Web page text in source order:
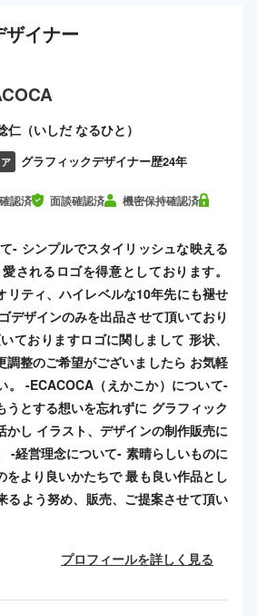
ザイナー
仁（いしだ なるひと）
グラフィックデザイナー歴24年
認済 面談確認済 機密保持確認済
- シンプルでスタイリッシュな映える
されるロゴを得意としております。
リティ、ハイレベルな10年先にも褪せ
デザインのみを出品させて頂いており
ておりますロゴに関しまして 形状、
調整のご希望がございましたら お気軽
。 -ECACOCA（えかこか）について-
うとする想いを忘れずに グラフィック
かし イラスト、デザインの制作販売に
-経営理念について- 素晴らしいものに
をより良いかたちで 最も良い作品とし
るよう努め、販売、ご提案させて頂い
プロフィールを詳しく見る